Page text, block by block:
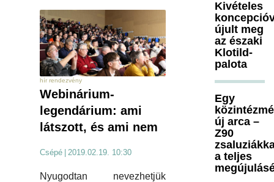
hír rendezvény
Webinárium-
legendárium: ami
látszott, és ami nem
Csépé | 2019.02.19. 10:30
Nyugodtan nevezhetjük
Kivételes
újult meg
az északi
Klotild-
palota
Egy
új arca –
Z90
a teljes